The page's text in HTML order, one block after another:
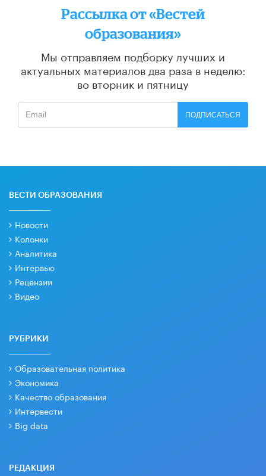
Рассылка от «Вестей
образования»
Мы отправляем подборку лучших и
актуальных материалов два раза в неделю:
во вторник и пятницу
ПОДПИСАТЬСЯ
ВЕСТИ ОБРАЗОВАНИЯ
Новости
Колонки
Аналитика
Интервью
Рецензии
Видео
РУБРИКИ
Образовательная политика
Экономика
Качество образования
Интервести
Big data
РЕДАКЦИЯ